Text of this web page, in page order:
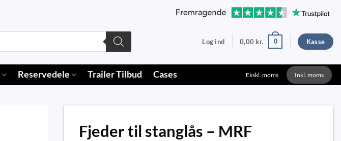
Log ind 0,00 kr. 0 Kasse
Reservedele Trailer Tilbud Cases Ekskl. moms Inkl. moms
Fjeder til stanglås – MRF